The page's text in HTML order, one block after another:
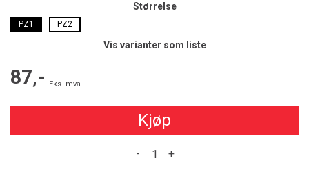
Størrelse
PZ1 PZ2
Vis varianter som liste
87,- Eks. mva.
Kjøp
- +